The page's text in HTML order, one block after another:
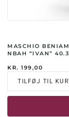
MASCHIO
NBAH “IVAN”
KR. 199,00
TILFØJ TIL